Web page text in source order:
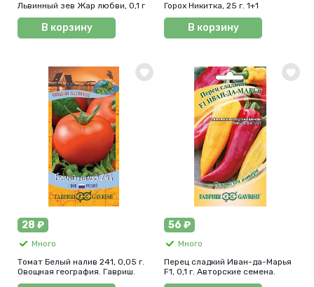
Львинный зев Жар любви, 0,1 г
В корзину
Горох Никитка, 25 г. 1+1
В корзину
28 ₽
Много
Томат Белый налив 241, 0,05 г.
Овощная география. Гавриш.
56 ₽
Много
Перец сладкий Иван-да-Марья
F1, 0,1 г. Авторские семена.